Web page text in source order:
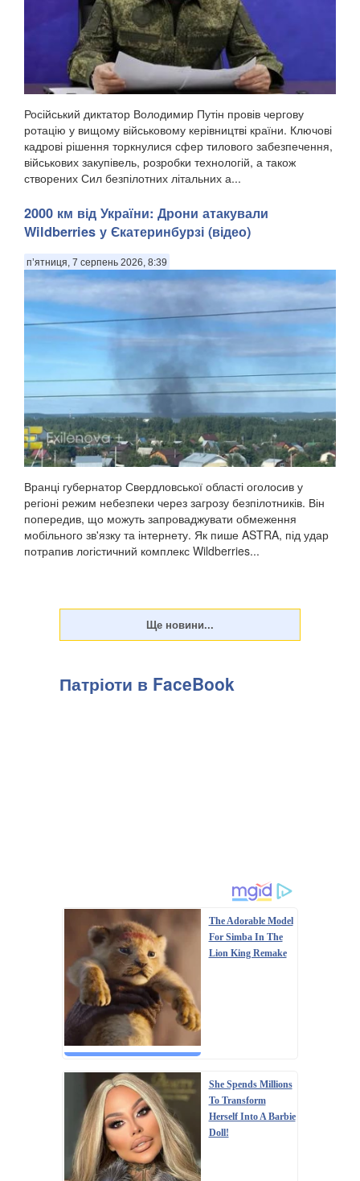
Російський диктатор Володимир Путін провів чергову
ротацію у вищому військовому керівництві країни. Ключові
кадрові рішення торкнулися сфер тилового забезпечення,
військових закупівель, розробки технологій, а також
створених Сил безпілотних літальних а...
2000 км від України: Дрони атакували
Wildberries у Єкатеринбурзі (відео)
п’ятниця, 7 серпень 2026, 8:39
Вранці губернатор Свердловської області оголосив у
регіоні режим небезпеки через загрозу безпілотників. Він
попередив, що можуть запроваджувати обмеження
мобільного зв'язку та інтернету. Як пише ASTRA, під удар
потрапив логістичний комплекс Wildberries...
Патріоти в FaceBook
The Adorable Model
For Simba In The
Lion King Remake
She Spends Millions
To Transform
Herself Into A Barbie
Doll!